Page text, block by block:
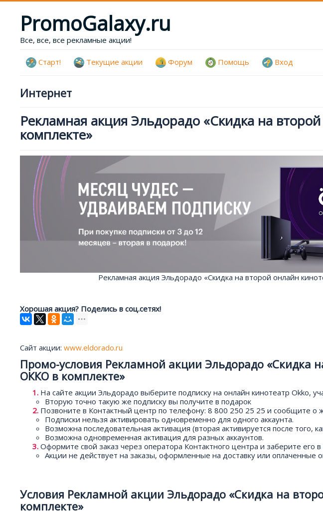
PromoGalaxy.ru
Все, все, все рекламные акции!
Старт! Текущие акции Форум Помощь Вход
Интернет
Рекламная акция Эльдорадо «Скидка на
комплекте»
Рекламная акция Эльдорадо «Скидка на второй онлайн
Хорошая акция? Поделись в соц.сетях!
Сайт акции: www.eldorado.ru
Промо-условия Рекламной акции Эльдорадо «Скидка
ОККО в комплекте»
На сайте акции Эльдорадо выберите подписку на онлайн кинотеатр Okko,
Вторую точно такую же подписку вы получите в подарок
Позвоните в Контактный центр по телефону: 8 800 250 25 25 и сообщите о
Подписки нельзя активировать одновременно для одного аккаунта.
Возможна последовательная активация (вторая активируется после того,
Возможна одновременная активация для разных аккаунтов.
Оформите свой заказ через оператора Контактного центра и заберите его
Акции не действует на заказы, оформленные на доставку или оплаченные
Условия Рекламной акции Эльдорадо «Скидка на
комплекте»